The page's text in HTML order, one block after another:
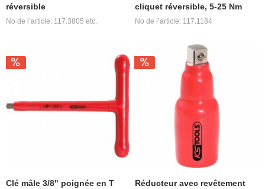
réversible
No de l’article: 117.3805 etc.
cliquet réversible, 5-25 Nm
No de l’article: 117.1184
Clé mâle 3/8" poignée en T
Réducteur avec revêtement